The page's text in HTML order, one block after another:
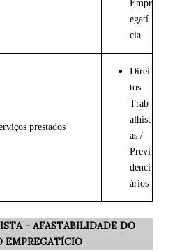
Empr
egatí
cia
prestados
Direi
tos
Trab
alhist
as /
Previ
denci
ários
- AFASTABILIDADE DO
EMPREGATÍCIO